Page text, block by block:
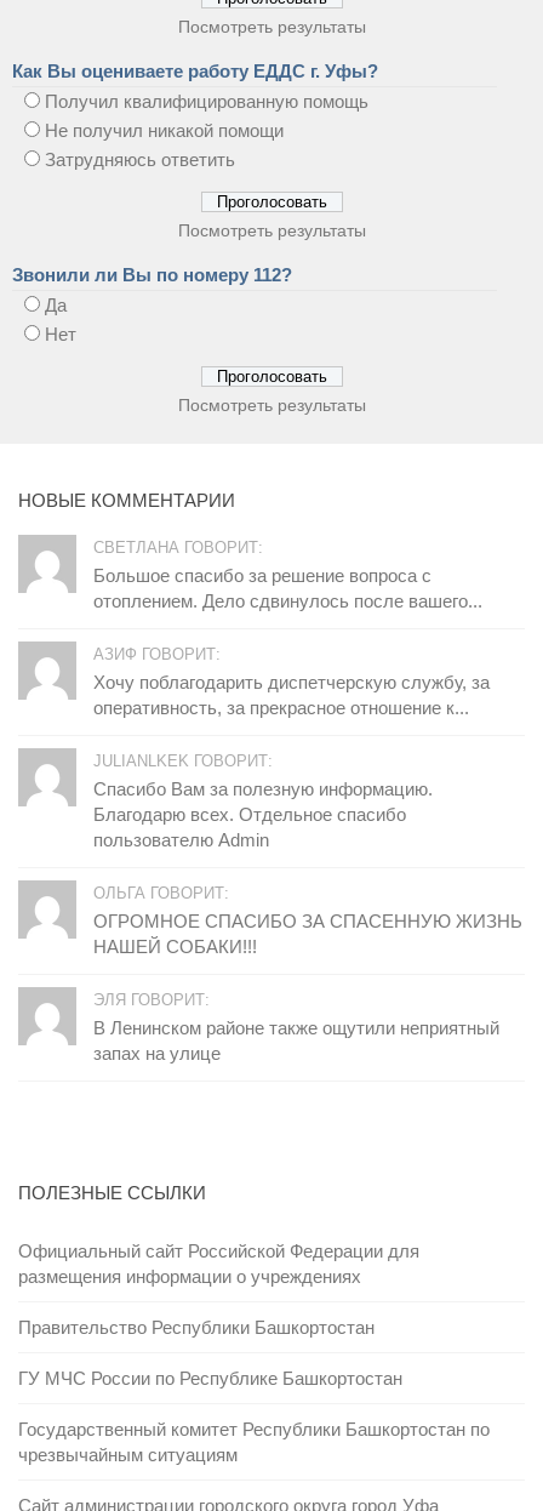
Посмотреть результаты
Как Вы оцениваете работу ЕДДС г. Уфы?
Получил квалифицированную помощь
Не получил никакой помощи
Затрудняюсь ответить
Посмотреть результаты
Звонили ли Вы по номеру 112?
Да
Нет
Посмотреть результаты
НОВЫЕ КОММЕНТАРИИ
СВЕТЛАНА ГОВОРИТ:
Большое спасибо за решение вопроса с
отоплением. Дело сдвинулось после вашего...
АЗИФ ГОВОРИТ:
Хочу поблагодарить диспетчерскую службу, за
оперативность, за прекрасное отношение к...
JULIANLKEK ГОВОРИТ:
Спасибо Вам за полезную информацию.
Благодарю всех. Отдельное спасибо
пользователю Admin
ОЛЬГА ГОВОРИТ:
ОГРОМНОЕ СПАСИБО ЗА СПАСЕННУЮ ЖИЗНЬ
НАШЕЙ СОБАКИ!!!
ЭЛЯ ГОВОРИТ:
В Ленинском районе также ощутили неприятный
запах на улице
ПОЛЕЗНЫЕ ССЫЛКИ
Официальный сайт Российской Федерации для
размещения информации о учреждениях
Правительство Республики Башкортостан
ГУ МЧС России по Республике Башкортостан
Государственный комитет Республики Башкортостан по
чрезвычайным ситуациям
Сайт администрации городского округа город Уфа